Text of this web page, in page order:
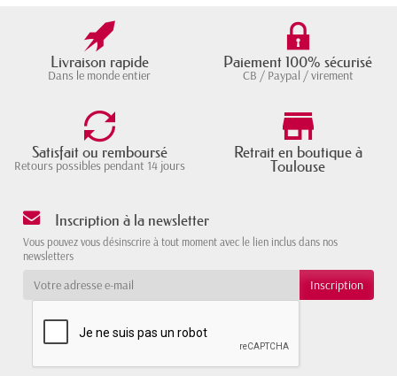
Livraison rapide
Dans le monde entier
Paiement 100% sécurisé
CB / Paypal / virement
Satisfait ou remboursé
Retours possibles pendant 14 jours
Retrait en boutique à
Toulouse
Inscription à la newsletter
Vous pouvez vous désinscrire à tout moment avec le lien inclus dans nos
newsletters